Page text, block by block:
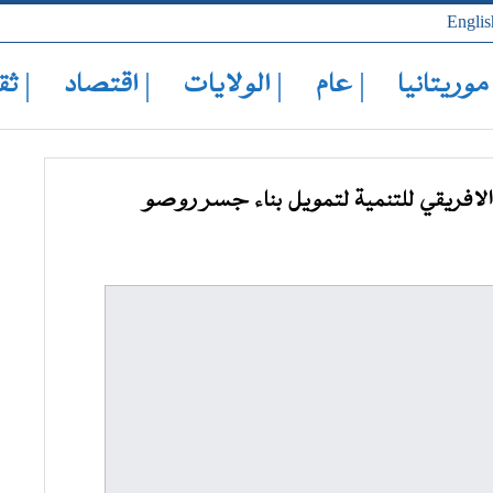
| موريتانيا | عام | الولايات | اقتصاد |
للتنمية لتمويل بناء جسر روصو